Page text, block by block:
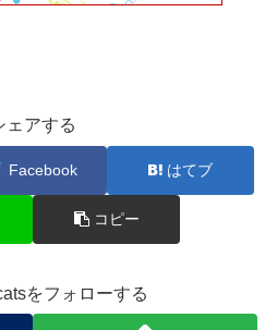
ェアする
Facebook はてブ
コピー
をフォローする